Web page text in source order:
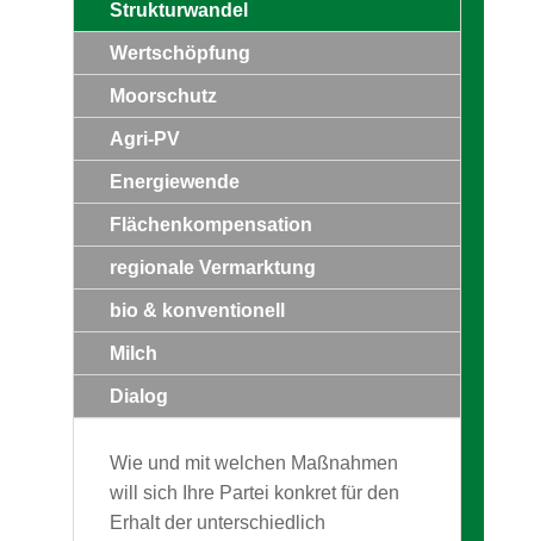
Strukturwandel
Wertschöpfung
Moorschutz
Agri-PV
Energiewende
Flächenkompensation
regionale Vermarktung
bio & konventionell
Milch
Dialog
Wie und mit welchen Maßnahmen
will sich Ihre Partei konkret für den
Erhalt der unterschiedlich